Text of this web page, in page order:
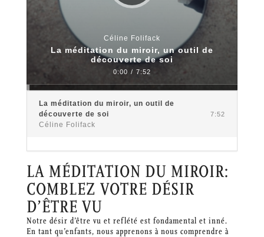
Céline Folifack
La méditation du miroir, un outil de
découverte de soi
0:00 / 7:52
La méditation du miroir, un outil de
découverte de soi
Céline Folifack
7:52
LA MÉDITATION DU MIROIR:
COMBLEZ VOTRE DÉSIR
D’ÊTRE VU
Notre désir d’être vu et reflété est fondamental et inné.
En tant qu’enfants, nous apprenons à nous comprendre à